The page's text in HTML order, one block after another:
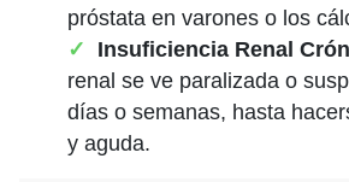
próstata en varones o los
Insuficiencia Renal
renal se ve paralizada o
días o semanas, hasta
y aguda.